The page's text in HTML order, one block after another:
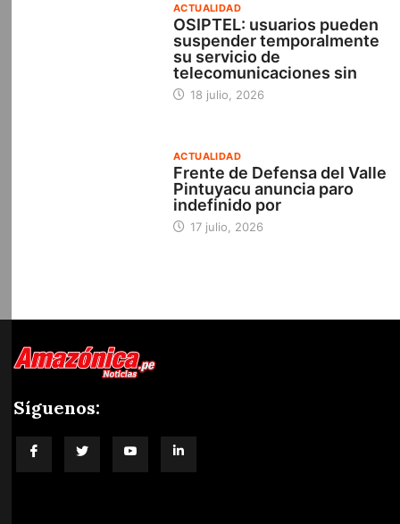
ACTUALIDAD
OSIPTEL: usuarios pueden
suspender temporalmente
su servicio de
telecomunicaciones sin
18 julio, 2026
ACTUALIDAD
Frente de Defensa del Valle
Pintuyacu anuncia paro
indefinido por
17 julio, 2026
Síguenos: